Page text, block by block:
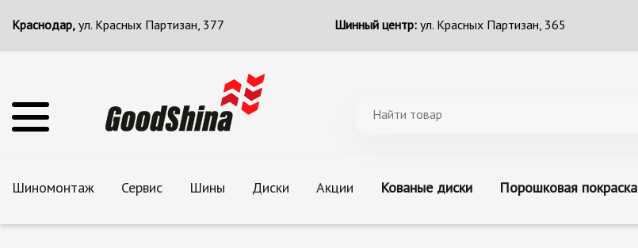
Краснодар, ул. Красных Партизан, 377 Шинный центр:ул. Красных Партизан, 365
Шиномонтаж Сервис Шины Диски Акции Кованые диски Порошковая покраска